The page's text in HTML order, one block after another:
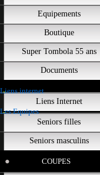
Equipements
Boutique
Super Tombola 55 ans
Documents
Liens internet
Liens Internet
Les Equipes
Seniors filles
Seniors masculins
COUPES